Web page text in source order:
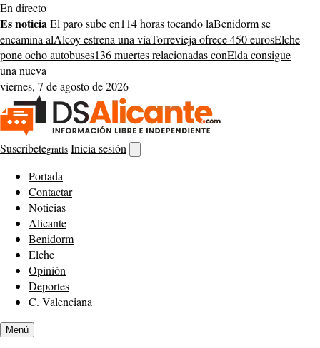
Saltar
al
contenido
En directo
Es noticiaEl paro sube en114 horas tocando laBenidorm se
encamina alAlcoy estrena una víaTorrevieja ofrece 450 eurosElche
pone ocho autobuses136 muertes relacionadas conElda consigue
una nueva
viernes, 7 de agosto de 2026
Suscríbetegratis Inicia sesión
buscador
Portada
Contactar
Noticias
Alicante
Benidorm
Elche
Opinión
Deportes
C. Valenciana
Menú